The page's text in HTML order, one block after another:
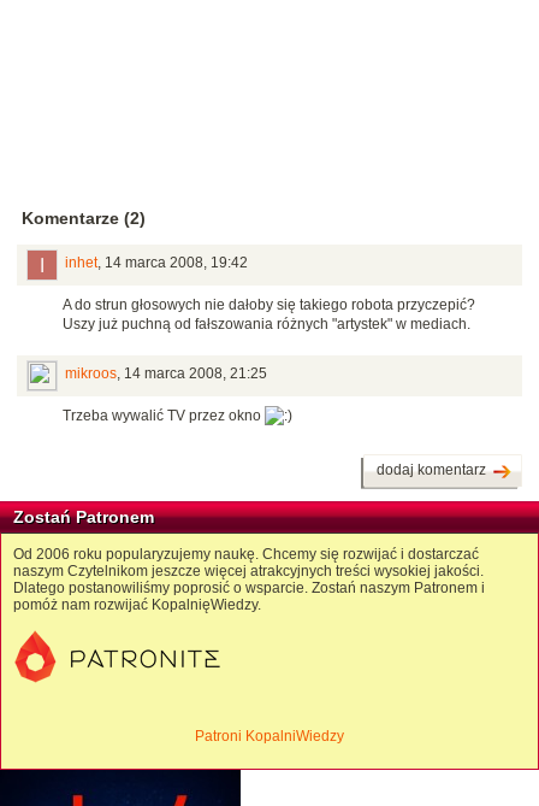
Komentarze (2)
inhet, 14 marca 2008, 19:42
A do strun głosowych nie dałoby się takiego robota przyczepić?
Uszy już puchną od fałszowania różnych "artystek" w mediach.
mikroos 14 marca 2008, 21:25
Trzeba wywalić TV przez okno
dodaj komentarz
Zostań Patronem
Od 2006 roku popularyzujemy naukę. Chcemy się rozwijać i dostarczać
naszym Czytelnikom jeszcze więcej atrakcyjnych treści wysokiej jakości.
Dlatego postanowiliśmy poprosić o wsparcie. Zostań naszym Patronem i
pomóż nam rozwijać KopalnięWiedzy.
Patroni KopalniWiedzy